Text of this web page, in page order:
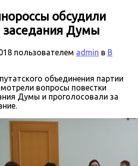
обсудили
заседания Думы
пользователем admin в В
объединения партии
вопросы повестки
Думы и проголосовали за